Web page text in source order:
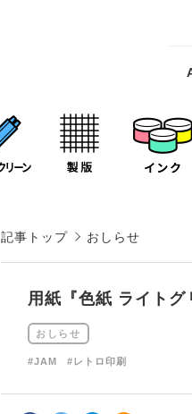
記事トップ おしらせ
用紙『色紙 ライト
おしらせ
#JAM #レトロ印刷